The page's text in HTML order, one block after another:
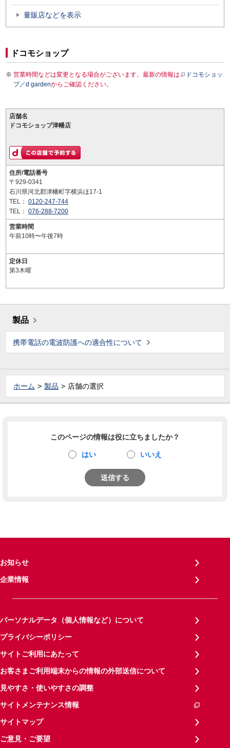
量販店などを表示
ドコモショップ
営業時間などは変更となる場合がございます。最新の情報は
ドコモショッ
プ／d gardenからご確認ください。
店舗名
ドコモショップ津幡店
住所/電話番号
〒929-0341
石川県河北郡津幡町字横浜ほ17-1
TEL： 0120-247-744
TEL： 076-288-7200
営業時間
午前10時〜午後7時
定休日
第3木曜
製品
携帯電話の電波防護への適合性について
ホーム 製品 店舗の選択
このページの情報は役に立ちましたか？
はい いいえ
送信する
お知らせ
企業情報
パーソナルデータ（個人情報など）について
プライバシーポリシー
サイトご利用にあたって
お客さまご利用端末からの情報の外部送信について
見やすさ・使いやすさの調整
サイトメンテナンス情報
サイトマップ
ご意見・ご要望